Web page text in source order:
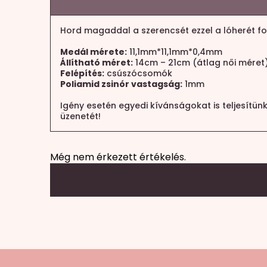
Hord magaddal a szerencsét ezzel a lóherét
Medál mérete: 11,1mm*11,1mm*0,4mm
Állítható méret: 14cm – 21cm (átlag női
Felépítés: csúszócsomók
Poliamid zsinór vastagság: 1mm
Igény esetén egyedi kívánságokat is
üzenetét!
Még nem érkezett értékelés.